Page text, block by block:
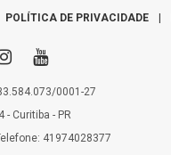
POLÍTICA DE PRIVACIDADE
0001-27
- Curitiba - PR
41974028377